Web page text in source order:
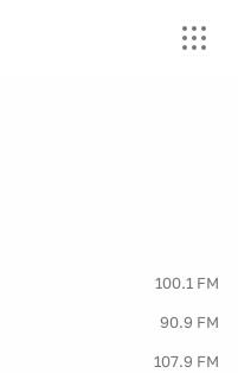
100.1 FM
90.9 FM
107.9 FM